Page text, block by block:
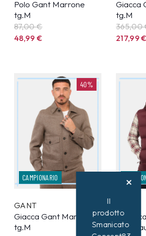
Polo Gant Marrone
tg.M
87,00 €
48,99€
Giacca
tg.M
365,00
217,99€
40%
CAMPIONARIO
GANT
Giacca Gant Marrone
tg.M
Il
prodotto
Smanicato